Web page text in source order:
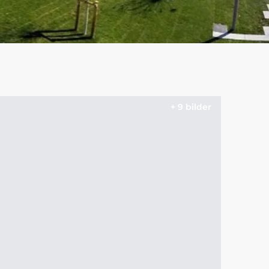
+ 9 bilder